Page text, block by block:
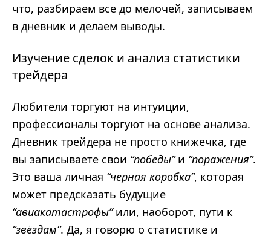
что, разбираем все до мелочей, записываем
в дневник и делаем выводы.
Изучение сделок и анализ статистики
трейдера
Любители торгуют на интуиции,
профессионалы торгуют на основе анализа.
Дневник трейдера не просто книжечка, где
вы записываете свои “победы”и “поражения”.
Это ваша личная “черная коробка”, которая
может предсказать будущие
“авиакатастрофы”или, наоборот, пути к
“звёздам”. Да, я говорю о статистике и